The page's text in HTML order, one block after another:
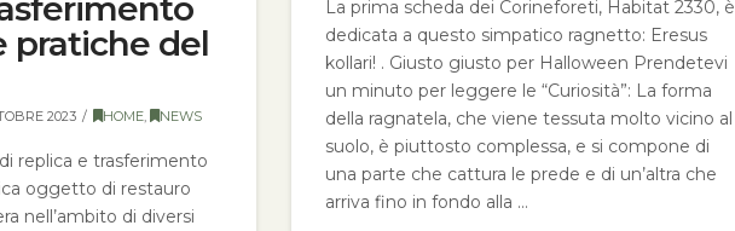
La prima scheda dei Corineforeti, Habitat 2330, è
dedicata a questo simpatico ragnetto: Eresus
kollari! . Giusto giusto per Halloween Prendetevi
un minuto per leggere le “Curiosità”: La forma
della ragnatela, che viene tessuta molto vicino al
suolo, è piuttosto complessa, e si compone di
una parte che cattura le prede e di un’altra che
arriva fino in fondo alla …
pratiche del
2023 HOME, NEWS
replica e trasferimento
oggetto di restauro
nell’ambito di diversi